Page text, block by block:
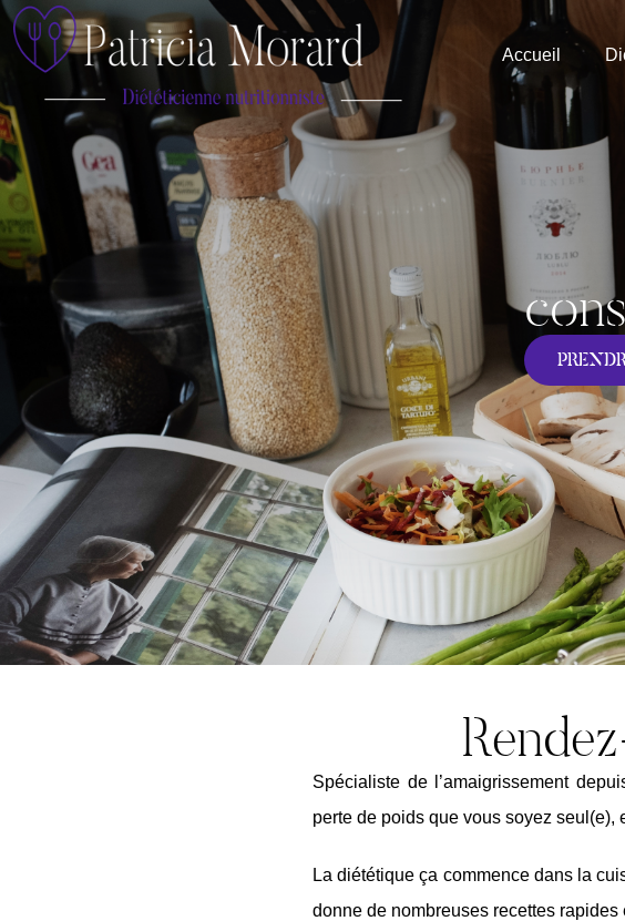
Accueil
Spécialiste de l’amaigrissement
perte de poids que vous soyez seul(e),
La diététique ça commence dans la
donne de nombreuses recettes